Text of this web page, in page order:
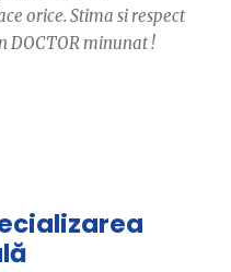
orice. Stima si respect
DOCTOR minunat !